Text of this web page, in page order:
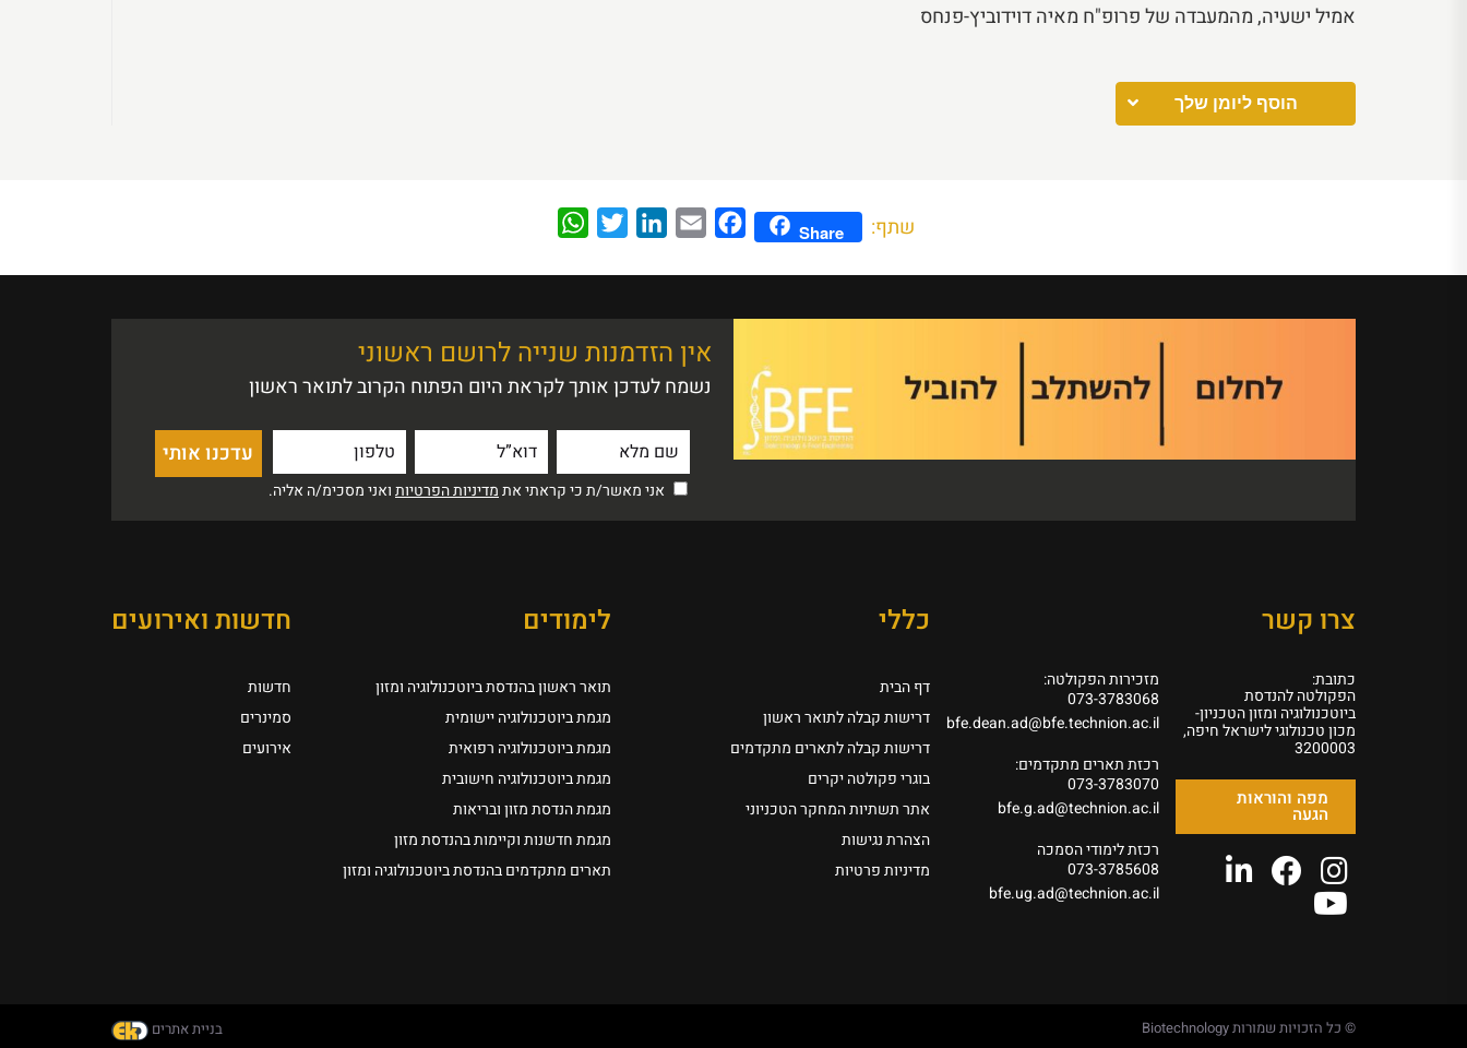
אמיל ישעיה, מהמעבדה של פרופ"ח מאיה דוידוביץ-פנחס
הוסף ליומן שלך
שתף: WhatsAppTwitterLinkedIn
Email FacebookShare
אין הזדמנות שנייה לרושם ראשוני
נשמח לעדכן אותך לקראת היום הפתוח הקרוב לתואר ראשון
אני מאשר/ת כי קראתי את מדיניות הפרטיות ואני מסכימ/ה אליה.
צרו קשר
כתובת:
הפקולטה להנדסת
ביוטכנולוגיה ומזון הטכניון-
מכון טכנולוגי לישראל חיפה,
3200003
מפה והוראות
הגעה
מזכירות הפקולטה:
073-3783068
bfe.dean.ad@bfe.technion.ac.il
רכזת תארים מתקדמים:
073-3783070
bfe.g.ad@technion.ac.il
רכזת לימודי הסמכה
073-3785608
bfe.ug.ad@technion.ac.il
כללי
דף הבית
דרישות קבלה לתואר ראשון
דרישות קבלה לתארים מתקדמים
בוגרי פקולטה יקרים
אתר תשתיות המחקר הטכניוני
הצהרת נגישות
מדיניות פרטיות
לימודים
תואר ראשון בהנדסת ביוטכנולוגיה ומזון
מגמת ביוטכנולוגיה יישומית
מגמת ביוטכנולוגיה רפואית
מגמת ביוטכנולוגיה חישובית
מגמת הנדסת מזון ובריאות
מגמת חדשנות וקיימות בהנדסת מזון
תארים מתקדמים בהנדסת ביוטכנולוגיה ומזון
חדשות ואירועים
חדשות
סמינרים
אירועים
© כל הזכויות שמורות Biotechnology בניית אתרים